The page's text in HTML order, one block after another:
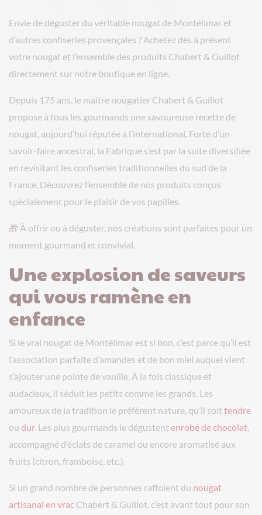
Envie de déguster du véritable nougat de Montélimar et
d’autres confiseries provençales ? Achetez dès à présent
votre nougat et l’ensemble des produits Chabert & Guillot
directement sur notre boutique en ligne.
Depuis 175 ans, le maître nougatier Chabert & Guillot
propose à tous les gourmands une savoureuse recette de
nougat, aujourd’hui réputée à l’international. Forte d’un
savoir-faire ancestral, la Fabrique s’est par la suite diversifiée
en revisitant les confiseries traditionnelles du sud de la
France. Découvrez l’ensemble de nos produits conçus
spécialement pour le plaisir de vos papilles.
🎁 À offrir ou à déguster, nos créations sont parfaites pour un
moment gourmand et convivial.
Une explosion de saveurs
qui vous ramène en
enfance
Si le vrai nougat de Montélimar est si bon, c’est parce qu’il est
l’association parfaite d’amandes et de bon miel auquel vient
s’ajouter une pointe de vanille. À la fois classique et
audacieux, il séduit les petits comme les grands. Les
amoureux de la tradition le préfèrent nature, qu’il soit tendre
ou dur. Les plus gourmands le dégustent enrobé de chocolat,
accompagné d’éclats de caramel ou encore aromatisé aux
fruits (citron, framboise, etc.).
Si un grand nombre de personnes raffolent du nougat
artisanal en vrac Chabert & Guillot, c’est avant tout pour son